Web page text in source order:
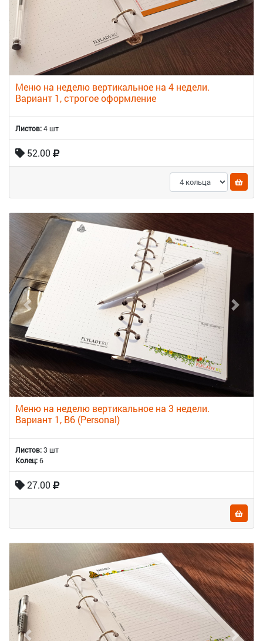
Меню на неделю вертикальное на 4 недели.
Вариант 1, строгое оформление
Листов:4 шт
52.00
Меню на неделю вертикальное на 3 недели.
Вариант 1, B6 (Personal)
Листов:3 шт
Колец:6
27.00